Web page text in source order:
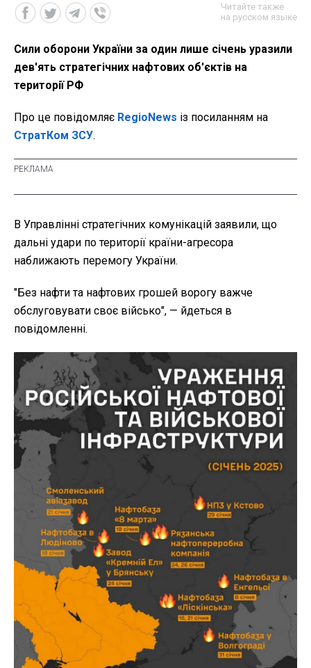
Читайте также
на русском языке
Сили оборони України за один лише січень уразили
дев'ять стратегічних нафтових об'єктів на
території РФ
Про це повідомляє RegioNews із посиланням на
СтратКом ЗСУ.
В Управлінні стратегічних комунікацій заявили, що
дальні удари по території країни-агресора
наближають перемогу України.
"Без нафти та нафтових грошей ворогу важче
обслуговувати своє військо", — йдеться в
повідомленні.